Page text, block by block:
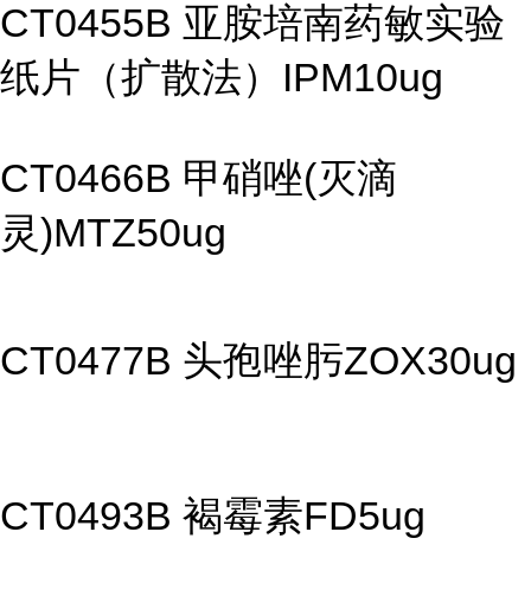
CT0455B 亚胺培南药敏实验
纸片（扩散法）IPM10ug
CT0466B 甲硝唑(灭滴
灵)MTZ50ug
CT0477B 头孢唑肟ZOX30ug
CT0493B 褐霉素FD5ug